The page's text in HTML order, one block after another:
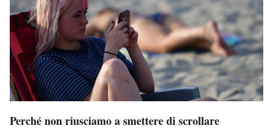
Perché non riusciamo a smettere di scrollare